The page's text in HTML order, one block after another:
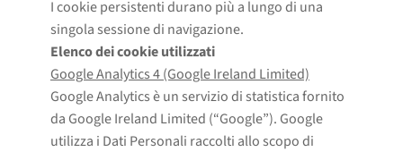
I cookie persistenti durano più a lungo di una
singola sessione di navigazione.
Elenco dei cookie utilizzati
Google Analytics 4 (Google Ireland Limited)
Google Analytics è un servizio di statistica fornito
da Google Ireland Limited (“Google”). Google
utilizza i Dati Personali raccolti allo scopo di